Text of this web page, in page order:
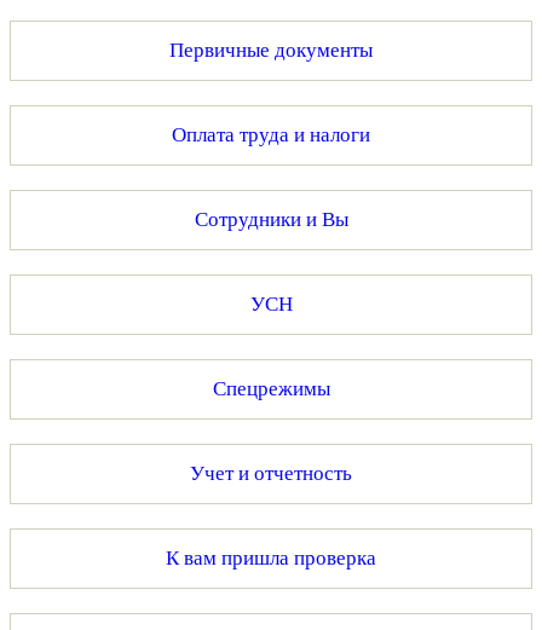
Первичные документы
Оплата труда и налоги
Сотрудники и Вы
УСН
Спецрежимы
Учет и отчетность
К вам пришла проверка